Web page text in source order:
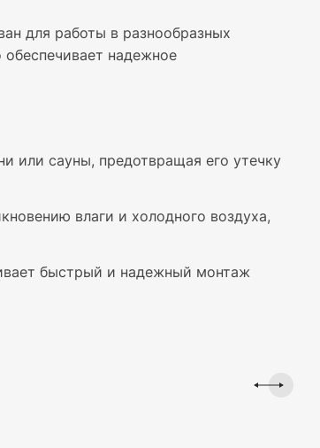
для работы в разнообразных
надежное
или сауны, предотвращая его утечку
влаги и холодного воздуха,
быстрый и надежный монтаж